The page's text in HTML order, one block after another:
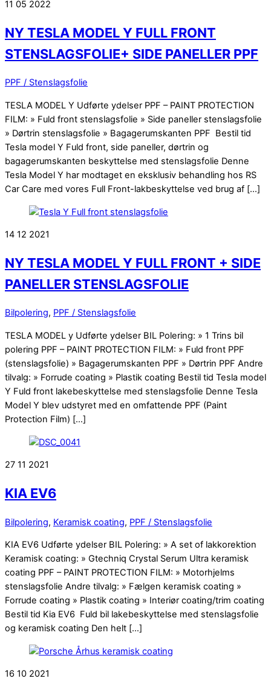
11 05 2022
NY TESLA MODEL Y FULL FRONT
STENSLAGSFOLIE+ SIDE PANELLER PPF
PPF / Stenslagsfolie
TESLA MODEL Y Udførte ydelser PPF – PAINT PROTECTION
FILM: » Fuld front stenslagsfolie » Side paneller stenslagsfolie
» Dørtrin stenslagsfolie » Bagagerumskanten PPF Bestil tid
Tesla model Y Fuld front, side paneller, dørtrin og
bagagerumskanten beskyttelse med stenslagsfolie Denne
Tesla Model Y har modtaget en eksklusiv behandling hos RS
Car Care med vores Full Front-lakbeskyttelse ved brug af […]
14 12 2021
NY TESLA MODEL Y FULL FRONT + SIDE
PANELLER STENSLAGSFOLIE
Bilpolering, PPF / Stenslagsfolie
TESLA MODEL y Udførte ydelser BIL Polering: » 1 Trins bil
polering PPF – PAINT PROTECTION FILM: » Fuld front PPF
(stenslagsfolie) » Bagagerumskanten PPF » Dørtrin PPF Andre
tilvalg: » Forrude coating » Plastik coating Bestil tid Tesla model
Y Fuld front lakebeskyttelse med stenslagsfolie Denne Tesla
Model Y blev udstyret med en omfattende PPF (Paint
Protection Film) […]
27 11 2021
KIA EV6
Bilpolering, Keramisk coating, PPF / Stenslagsfolie
KIA EV6 Udførte ydelser BIL Polering: » A set of lakkorektion
Keramisk coating: » Gtechniq Crystal Serum Ultra keramisk
coating PPF – PAINT PROTECTION FILM: » Motorhjelms
stenslagsfolie Andre tilvalg: » Fælgen keramisk coating »
Forrude coating » Plastik coating » Interiør coating/trim coating
Bestil tid Kia EV6 Fuld bil lakebeskyttelse med stenslagsfolie
og keramisk coating Den helt […]
16 10 2021